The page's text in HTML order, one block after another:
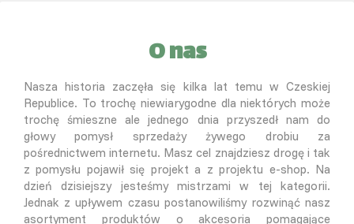
O nas
Nasza historia zaczęła się kilka lat temu w Czeskiej
Republice. To trochę niewiarygodne dla niektórych może
trochę śmieszne ale jednego dnia przyszedł nam do
głowy pomysł sprzedaży żywego drobiu za
pośrednictwem internetu. Masz cel znajdziesz drogę i tak
z pomysłu pojawił się projekt a z projektu e-shop. Na
dzień dzisiejszy jesteśmy mistrzami w tej kategorii.
Jednak z upływem czasu postanowiliśmy rozwinąć nasz
asortyment produktów o akcesoria pomagające